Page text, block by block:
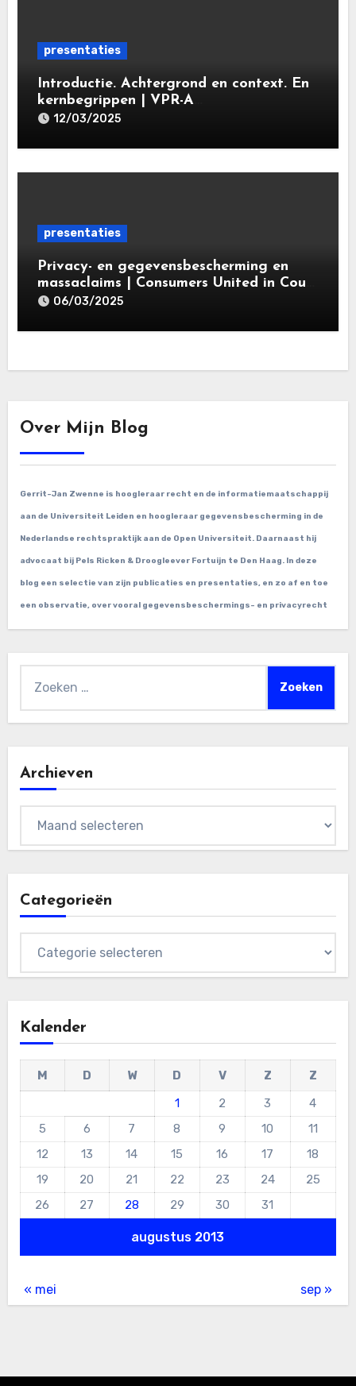
presentaties
Introductie. Achtergrond en context. En
kernbegrippen | VPR-A
specialisatieopleiding Privacy- en
Leiden Law Academy 18 maart 2025
12/03/2025
presentaties
Privacy- en gegevensbescherming en
massaclaims | Consumers United in Court
(‘CUIC’) | Volkshotel A’dam 6 maart
06/03/2025
Over Mijn Blog
Gerrit-Jan Zwenne is hoogleraar recht en de informatiemaatschappij
aan de Universiteit Leiden en hoogleraar gegevensbescherming in de
Nederlandse rechtspraktijk aan de Open Universiteit. Daarnaast hij
advocaat bij Pels Ricken & Droogleever Fortuijn te Den Haag. In deze
blog een selectie van zijn publicaties en presentaties, en zo af en toe
een observatie, over vooral gegevensbeschermings- en privacyrecht
naar:
Archieven
Categorieën
Kalender
augustus 2013
M D W D V Z
Z
1
2 3
4
5
6 7 8 9 10
11
12
13 14 15 16 17
18
19
20 21 22 23 24
25
26
27 28 29 30 31
« mei sep »